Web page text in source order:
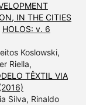
IN THE CITIES
HOLOS: v. 6
Koslowski,
Riella,
TÊXTIL VIA
Silva, Rinaldo